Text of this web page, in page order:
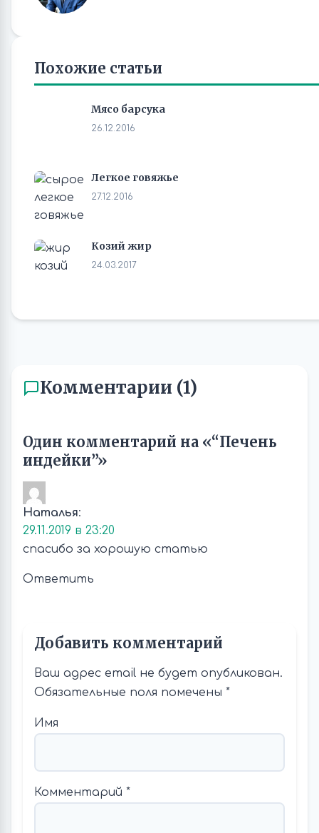
Похожие статьи
Мясо барсука
26.12.2016
Легкое говяжье
27.12.2016
Козий жир
24.03.2017
Комментарии (1)
Один комментарий на «“Печень
индейки”»
Наталья:
29.11.2019 в 23:20
спасибо за хорошую статью
Ответить
Добавить комментарий
Ваш адрес email не будет опубликован.
Обязательные поля помечены *
Имя
Комментарий *